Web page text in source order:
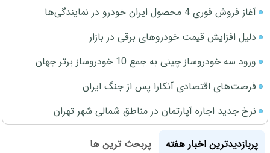
آغاز فروش فوری 4 محصول ایران خودرو در نمایندگی‌ها
دلیل افزایش قیمت خودروهای برقی در بازار
ورود سه خودروساز چینی به جمع 10 خودروساز برتر جهان
فرصت‌های اقتصادی آنکارا پس از جنگ ایران
نرخ جدید اجاره آپارتمان در مناطق شمالی شهر تهران
پربازدیدترین اخبار هفته
پربحث ترین ها